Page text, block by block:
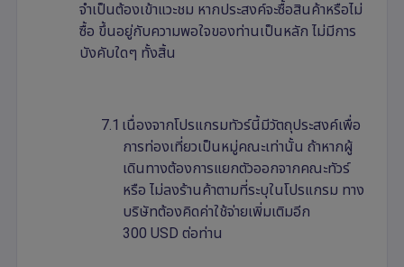
จำเป็นต้องเข้าแวะชม หากประสงค์จะซื้อสินค้าหรือไม่
ซื้อ ขึ้นอยู่กับความพอใจของท่านเป็นหลัก ไม่มีการ
บังคับใดๆ ทั้งสิ้น
7.1 เนื่องจากโปรแกรมทัวร์นี้มีวัตถุประสงค์เพื่อ
การท่องเที่ยวเป็นหมู่คณะเท่านั้น ถ้าหากผู้
เดินทางต้องการแยกตัวออกจากคณะทัวร์
หรือ ไม่ลงร้านค้าตามที่ระบุในโปรแกรม ทาง
บริษัทต้องคิดค่าใช้จ่ายเพิ่มเติมอีก
300 USD ต่อท่าน